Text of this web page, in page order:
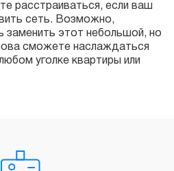
расстраиваться, если ваш
сеть. Возможно,
заменить этот небольшой, но
сможете наслаждаться
уголке квартиры или